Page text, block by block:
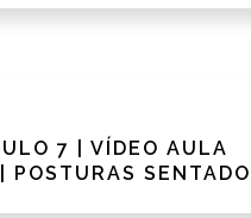
7 | VÍDEO AULA
POSTURAS SENTADO